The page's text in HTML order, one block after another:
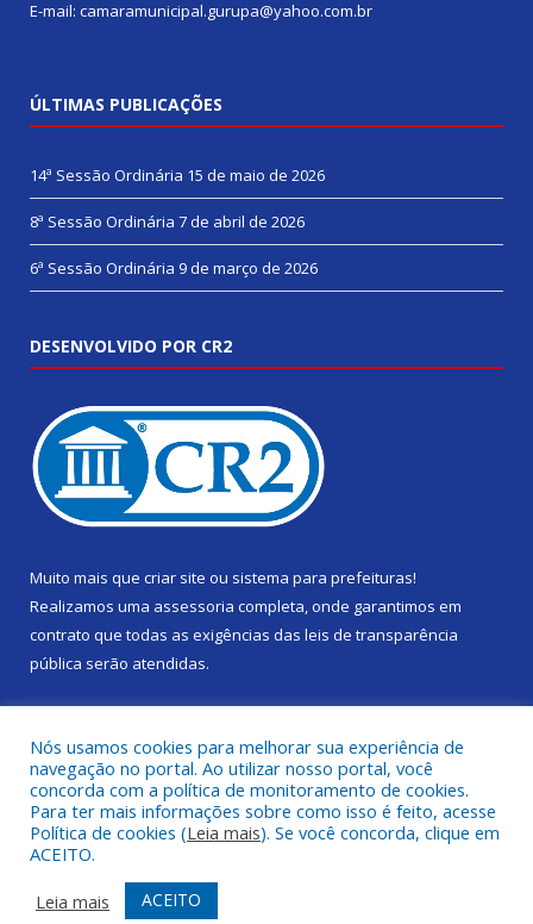
E-mail: camaramunicipal.gurupa@yahoo.com.br
ÚLTIMAS PUBLICAÇÕES
14ª Sessão Ordinária 15 de maio de 2026
8ª Sessão Ordinária 7 de abril de 2026
6ª Sessão Ordinária 9 de março de 2026
DESENVOLVIDO POR CR2
Muito mais que criar site ou sistema para prefeituras!
Realizamos uma assessoria completa, onde garantimos em
contrato que todas as exigências das leis de transparência
pública serão atendidas.
Todos os direitos reservados a Câmara Municipal de Gurupá.
Mapa do Site
Acessar Área Administrativa
Nós usamos cookies para melhorar sua experiência de
navegação no portal. Ao utilizar nosso portal, você
concorda com a política de monitoramento de cookies.
Para ter mais informações sobre como isso é feito, acesse
Política de cookies (Leia mais). Se você concorda, clique em
ACEITO.
Leia mais
ACEITO